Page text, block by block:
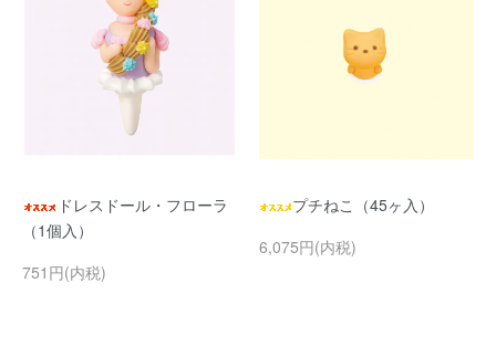
ドレスドール・フローラ
（1個入）
751円(内税)
プチねこ（45ヶ入）
6,075円(内税)